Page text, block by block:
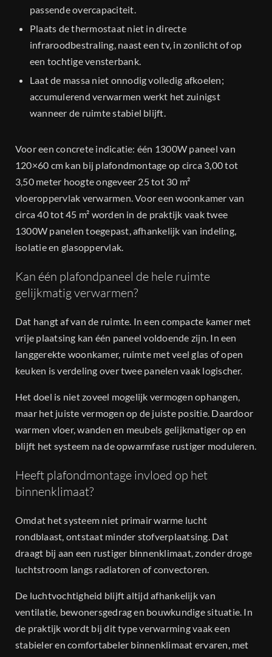
passende overcapaciteit.
Plaats de thermostaat niet in directe
infraroodbestraling, naast een tv, in zonlicht of op
een tochtige vensterbank.
Laat de massa niet onnodig volledig afkoelen;
accumulerend verwarmen werkt het zuinigst
wanneer de ruimte stabiel blijft.
Voor een concrete indicatie: één 1300W paneel van
120×60 cm kan bij plafondmontage op circa 3,00 tot
3,50 meter hoogte ongeveer 25 tot 30 m²
vloeroppervlak verwarmen. Voor een woonkamer van
circa 40 tot 45 m² worden in de praktijk vaak twee
1300W panelen toegepast, afhankelijk van indeling,
isolatie en glasoppervlak.
Kan één plafondpaneel de hele ruimte
gelijkmatig verwarmen?
Dat hangt af van de ruimte. In een compacte kamer met
vrije plaatsing kan één paneel voldoende zijn. In een
langgerekte woonkamer, ruimte met veel glas of open
keuken is verdeling over twee panelen vaak logischer.
Het doel is niet zoveel mogelijk vermogen ophangen,
maar het juiste vermogen op de juiste positie. Daardoor
warmen vloer, wanden en meubels gelijkmatiger op en
blijft het systeem na de opwarmfase rustiger moduleren.
Heeft plafondmontage invloed op het
binnenklimaat?
Omdat het systeem niet primair warme lucht
rondblaast, ontstaat minder stofverplaatsing. Dat
draagt bij aan een rustiger binnenklimaat, zonder droge
luchtstroom langs radiatoren of convectoren.
De luchtvochtigheid blijft altijd afhankelijk van
ventilatie, bewonersgedrag en bouwkundige situatie. In
de praktijk wordt bij dit type verwarming vaak een
stabieler en comfortabeler binnenklimaat ervaren, met